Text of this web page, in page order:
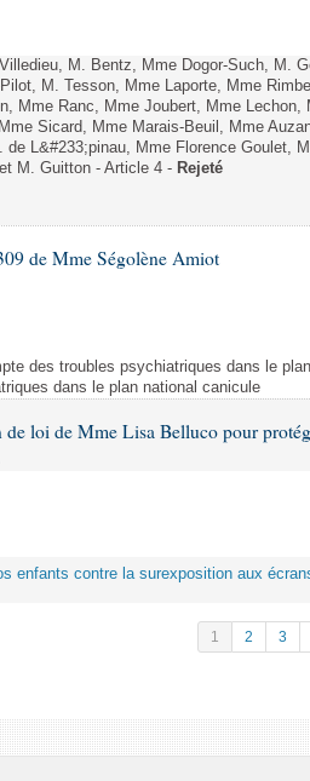
M. Bentz, Mme Dogor-Such, M.
M. Tesson, Mme Laporte, Mme
Mme Ranc, Mme Joubert, Mme
Sicard, Mme Marais-Beuil, Mme
de L&#233;pinau, Mme Florence Goulet,
M. Guitton - Article 4 - Rejeté
de Mme Ségolène Amiot
des troubles psychiatriques dans le
dans le plan national canicule
loi de Mme Lisa Belluco pour
enfants contre la surexposition aux
1 2 3